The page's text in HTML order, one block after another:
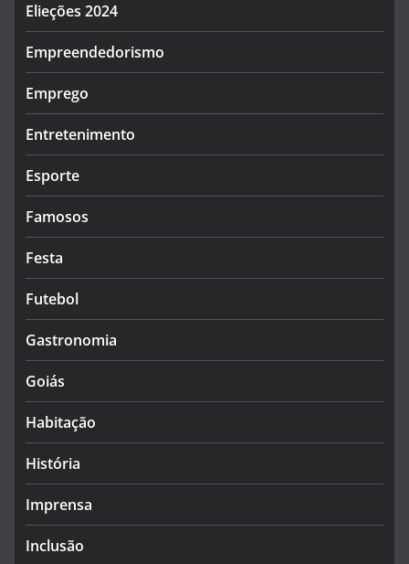
Elieções 2024
Empreendedorismo
Emprego
Entretenimento
Esporte
Famosos
Festa
Futebol
Gastronomia
Goiás
Habitação
História
Imprensa
Inclusão